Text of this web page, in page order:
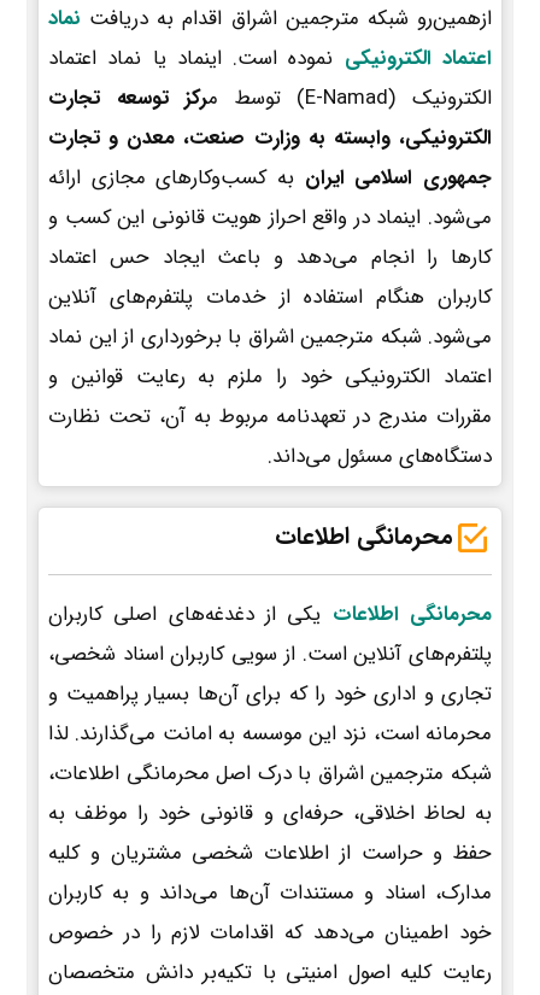
ازهمین‌رو شبکه مترجمین اشراق اقدام به دریافت نماد
اعتماد الکترونیکی نموده است. اینماد یا نماد اعتماد
الکترونیک (E-Namad) توسط م
رکز توسعه تجارت
الکترونیکی، وابسته به وزارت صنعت، معدن و تجارت
جمهوری اسلامی ایران به کسب‌وکارهای مجازی ارائه
می‌شود. اینماد در واقع احراز هویت قانونی این کسب و
کارها را انجام می‌دهد و باعث ایجاد حس اعتماد
کاربران هنگام استفاده از خدمات پلتفرم‌های آنلاین
می‌شود. شبکه مترجمین اشراق با برخورداری از این نماد
اعتماد الکترونیکی خود را ملزم به رعایت قوانین و
مقررات مندرج در تعهدنامه مربوط به آن، تحت نظارت
دستگاه‌های مسئول می‌داند.
محرمانگی اطلاعات
محرمانگی اطلاعات یکی از دغدغه‌های اصلی کاربران
پلتفرم‌های آنلاین است. از سویی کاربران اسناد شخصی،
تجاری و اداری خود را که برای آن‌ها بسیار پراهمیت و
محرمانه است، نزد این موسسه به امانت می‌گذارند. لذا
شبکه مترجمین اشراق با درک اصل محرمانگی اطلاعات،
به لحاظ اخلاقی، حرفه‌ای و قانونی خود را موظف به
حفظ و حراست از اطلاعات شخصی مشتریان و کلیه
مدارک، اسناد و مستندات آن‌ها می‌داند و به کاربران
خود اطمینان می‌دهد که اقدامات لازم را در خصوص
رعایت کلیه اصول امنیتی با تکیه‌بر دانش متخصصان